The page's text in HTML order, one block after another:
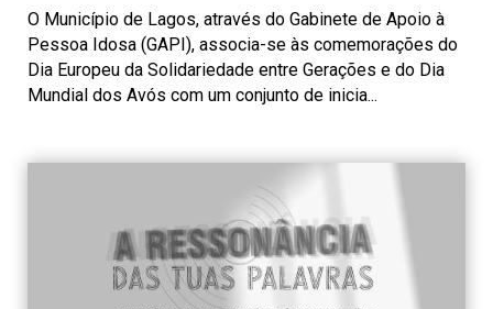
O Município de Lagos, através do Gabinete de Apoio à
Pessoa Idosa (GAPI), associa-se às comemorações do
Dia Europeu da Solidariedade entre Gerações e do Dia
Mundial dos Avós com um conjunto de inicia...